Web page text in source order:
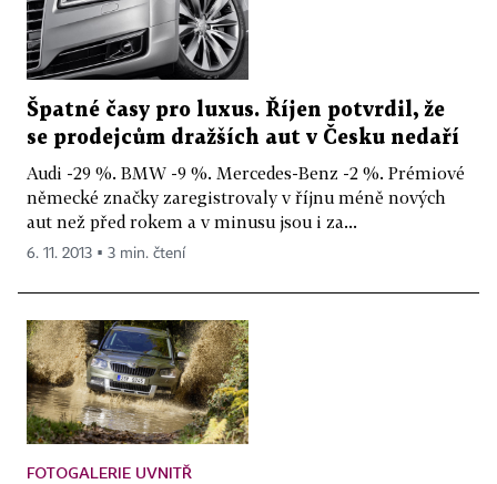
Špatné časy pro luxus. Říjen potvrdil, že
se prodejcům dražších aut v Česku nedaří
Audi -29 %. BMW -9 %. Mercedes-Benz -2 %. Prémiové
německé značky zaregistrovaly v říjnu méně nových
aut než před rokem a v minusu jsou i za...
6. 11. 2013 ▪ 3 min. čtení
FOTOGALERIE UVNITŘ